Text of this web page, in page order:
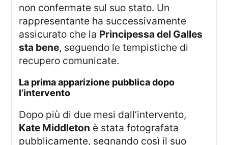
non confermate sul suo stato. Un
rappresentante ha successivamente
assicurato che la Principessa del Galles
sta bene, seguendo le tempistiche di
recupero comunicate.
la prima apparizione pubblica dopo
l’intervento
Dopo più di due mesi dall’intervento,
Kate Middleton è stata fotografata
pubblicamente, segnando così il suo